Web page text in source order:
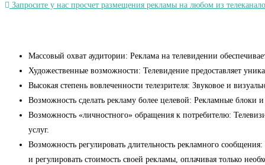
Запросите у нас просчет размещения рекламы на любом из
Массовый охват аудитории: Реклама на телевидении
Художественные возможности: Телевидение предоставляет
Высокая степень вовлеченности телезрителя: Звуковое и
Возможность сделать рекламу более целевой: Рекламные блоки
Возможность «личностного» обращения к потребителю:
услуг.
Возможность регулировать длительность рекламного
и регулировать стоимость своей рекламы, оплачивая только